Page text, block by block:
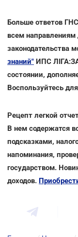
Больше ответов
всем направлениям
законодательства
знаний" ИПС
состоянии,
Воспользуйтесь
Рецепт легкой
В нем содержатся
подсказками,
напоминания,
государством.
доходов.